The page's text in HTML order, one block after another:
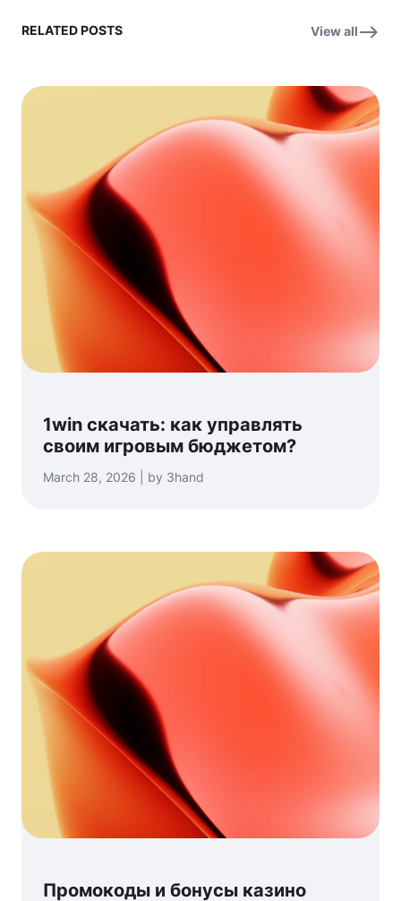
RELATED POSTS View all
1win скачать: как управлять
своим игровым бюджетом?
March 28, 2026 | by 3hand
Промокоды и бонусы казино